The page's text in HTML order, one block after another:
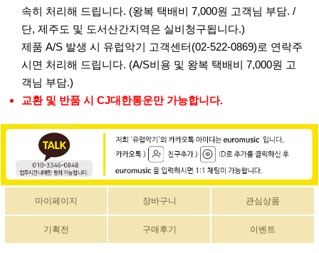
속히 처리해 드립니다. (왕복 택배비 7,000원 고객님 부담. /
단, 제주도 및 도서산간지역은 실비청구됩니다.)
제품 A/S 발생 시 유럽악기 고객센터(02-522-0869)로 연락주
시면 처리해 드립니다. (A/S비용 및 왕복 택배비 7,000원 고
객님 부담.)
교환 및 반품 시 CJ대한통운만 가능합니다.
마이페이지 장바구니 관심상품
기획전 구매후기 이벤트